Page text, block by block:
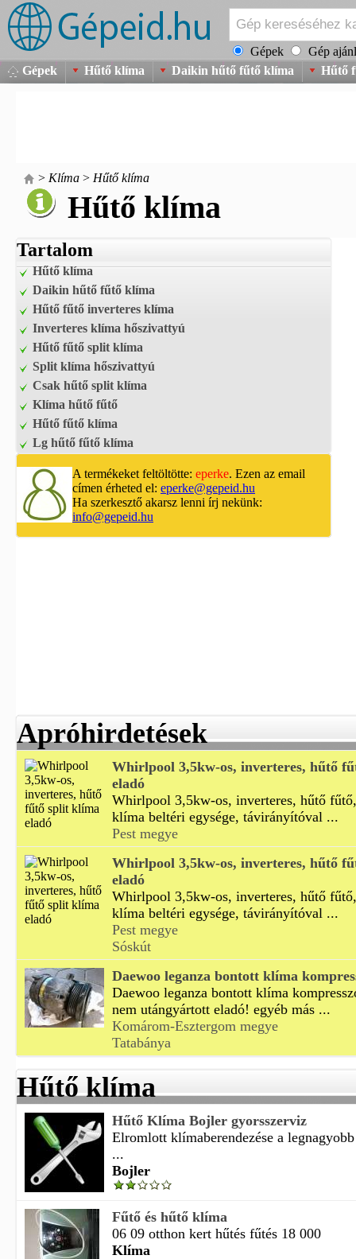
Gépek
Gép
Gépek
Hűtő klíma Daikin hűtő fűtő klíma Hűtő
> Klíma > Hűtő klíma
Hűtő klíma
Tartalom
Hűtő klíma
Daikin hűtő fűtő klíma
Hűtő fűtő inverteres klíma
Inverteres klíma hőszivattyú
Hűtő fűtő split klíma
Split klíma hőszivattyú
Csak hűtő split klíma
Klíma hűtő fűtő
Hűtő fűtő klíma
Lg hűtő fűtő klíma
A termékeket feltöltötte: eperke. Ezen az email
címen érheted el: eperke@gepeid.hu
Ha szerkesztő akarsz lenni írj nekünk:
info@gepeid.hu
Apróhirdetések
Whirlpool 3,5kw-os, inverteres, hűtő
eladó
Whirlpool 3,5kw-os, inverteres, hűtő
klíma beltéri egysége, távirányítóval ...
Pest megye
Whirlpool 3,5kw-os, inverteres, hűtő
eladó
Whirlpool 3,5kw-os, inverteres, hűtő
klíma beltéri egysége, távirányítóval ...
Pest megye
Sóskút
Daewoo leganza bontott klíma
Daewoo leganza bontott klíma
nem utángyártott eladó! egyéb más ...
Komárom-Esztergom megye
Tatabánya
Hűtő klíma
Hűtő Klíma Bojler gyorsszerviz
Elromlott klímaberendezése a
...
Bojler
Fűtő és hűtő klíma
06 09 otthon kert hűtés fűtés 18 000
Klíma